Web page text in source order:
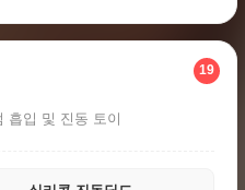
19
흡입 및 진동 토이